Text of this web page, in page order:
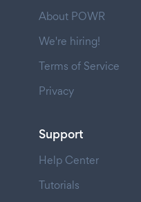
About POWR
We're hiring!
Terms of Service
Privacy
Support
Help Center
Tutorials